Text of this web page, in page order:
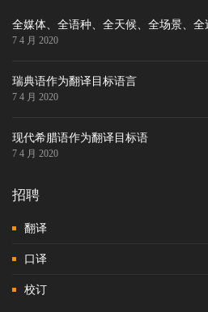
全媒体、全语种、全天候、全场景、
7 4 月 2020
瑞典语作为翻译目标语言
7 4 月 2020
现代希腊语作为翻译目标语
7 4 月 2020
招聘
翻译
口译
校订